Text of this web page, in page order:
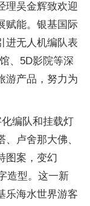
理吴金辉致欢迎
赋能。银基国际
进无人机编队表
、5D影院等深
游产品，努力为
编队和挂载灯
卢舍那大佛、
图案，变幻
造型。这一新
乐海水世界游客